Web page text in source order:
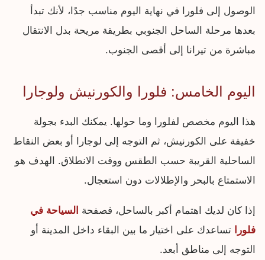
الوصول إلى فلورا في نهاية اليوم مناسب جدًا، لأنك تبدأ
بعدها مرحلة الساحل الجنوبي بطريقة مريحة بدل الانتقال
مباشرة من تيرانا إلى أقصى الجنوب.
اليوم الخامس: فلورا والكورنيش ولوجارا
هذا اليوم مخصص لفلورا وما حولها. يمكنك البدء بجولة
خفيفة على الكورنيش، ثم التوجه إلى لوجارا أو بعض النقاط
الساحلية القريبة حسب الطقس ووقت الانطلاق. الهدف هو
الاستمتاع بالبحر والإطلالات دون استعجال.
إذا كان لديك اهتمام أكبر بالساحل، فصفحة السياحة في
فلورا
تساعدك على اختيار ما بين البقاء داخل المدينة أو
التوجه إلى مناطق أبعد.